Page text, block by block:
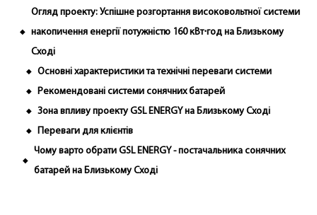
◆
Огляд проекту: Успішне розгортання високовольтної системи
накопичення енергії потужністю 160 кВт⋅год на Близькому
Сході
◆ Основні характеристики та технічні переваги системи
◆ Рекомендовані системи сонячних батарей
◆ Зона впливу проекту GSL ENERGY на Близькому Сході
◆ Переваги для клієнтів
◆
Чому варто обрати GSL ENERGY - постачальника сонячних
батарей на Близькому Сході